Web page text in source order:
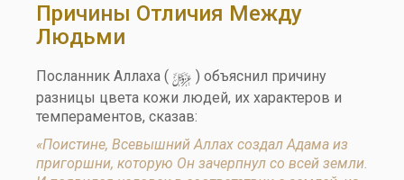
Причины Отличия Между
Людьми
Посланник Аллаха ( y ) объяснил причину
разницы цвета кожи людей, их характеров и
темпераментов, сказав:
«Поистине, Всевышний Аллах создал Адама из
пригоршни, которую Он зачерпнул со всей земли.